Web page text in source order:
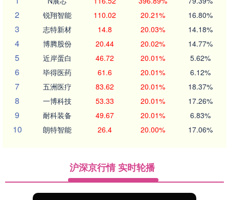
2 锐翔智能 110.02 20.21% 16.80%
3 志特新材 14.8 20.03% 14.18%
4 博腾股份 20.44 20.02% 14.77%
5 近岸蛋白 46.72 20.01% 5.62%
6 毕得医药 61.6 20.01% 6.12%
7 五洲医疗 83.62 20.01% 18.37%
8 一博科技 53.33 20.01% 17.26%
9 耐科装备 49.67 20.01% 6.83%
10 朗特智能 26.4 20.00% 17.06%
沪深京行情 实时轮播